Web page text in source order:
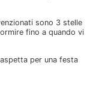
sono 3 stelle
fino a quando vi
per una festa